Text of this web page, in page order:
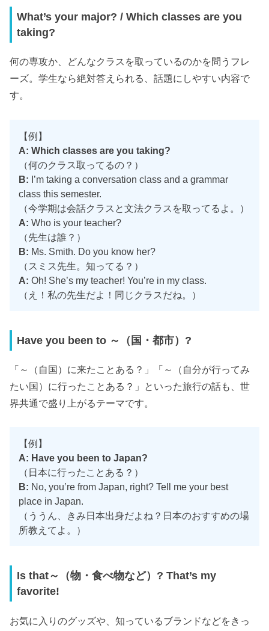
What’s your major? / Which classes are you
taking?
何の専攻か、どんなクラスを取っているのかを問うフレ
ーズ。学生なら絶対答えられる、話題にしやすい内容で
す。
【例】
A: Which classes are you taking?
（何のクラス取ってるの？）
B: I’m taking a conversation class and a grammar
class this semester.
（今学期は会話クラスと文法クラスを取ってるよ。）
A:Who is your teacher?
（先生は誰？）
B: Ms. Smith. Do you know her?
（スミス先生。知ってる？）
A:Oh! She’s my teacher! You’re in my class.
（え！私の先生だよ！同じクラスだね。）
Have you been to ～（国・都市）?
「～（自国）に来たことある？」「～（自分が行ってみ
たい国）に行ったことある？」といった旅行の話も、世
界共通で盛り上がるテーマです。
【例】
A: Have you been to Japan?
（日本に行ったことある？）
B: No, you’re from Japan, right? Tell me your best
place in Japan.
（ううん、きみ日本出身だよね？日本のおすすめの場
所教えてよ。）
Is that～（物・食べ物など）? That’s my
favorite!
お気に入りのグッズや、知っているブランドなどをきっ